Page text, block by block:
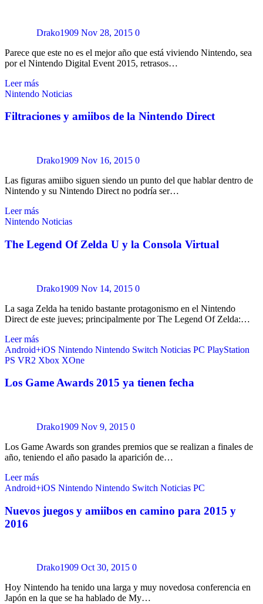
Drako1909 Nov 28, 2015 0
Parece que este no es el mejor año que está viviendo Nintendo, sea
por el Nintendo Digital Event 2015, retrasos…
Leer más
Nintendo Noticias
Filtraciones y amiibos de la Nintendo Direct
Drako1909 Nov 16, 2015 0
Las figuras amiibo siguen siendo un punto del que hablar dentro de
Nintendo y su Nintendo Direct no podría ser…
Leer más
Nintendo Noticias
The Legend Of Zelda U y la Consola Virtual
Drako1909 Nov 14, 2015 0
La saga Zelda ha tenido bastante protagonismo en el Nintendo
Direct de este jueves; principalmente por The Legend Of Zelda:…
Leer más
Android+iOS Nintendo Nintendo Switch Noticias PC PlayStation
PS VR2 Xbox XOne
Los Game Awards 2015 ya tienen fecha
Drako1909 Nov 9, 2015 0
Los Game Awards son grandes premios que se realizan a finales de
año, teniendo el año pasado la aparición de…
Leer más
Android+iOS Nintendo Nintendo Switch Noticias PC
Nuevos juegos y amiibos en camino para 2015 y
2016
Drako1909 Oct 30, 2015 0
Hoy Nintendo ha tenido una larga y muy novedosa conferencia en
Japón en la que se ha hablado de My…